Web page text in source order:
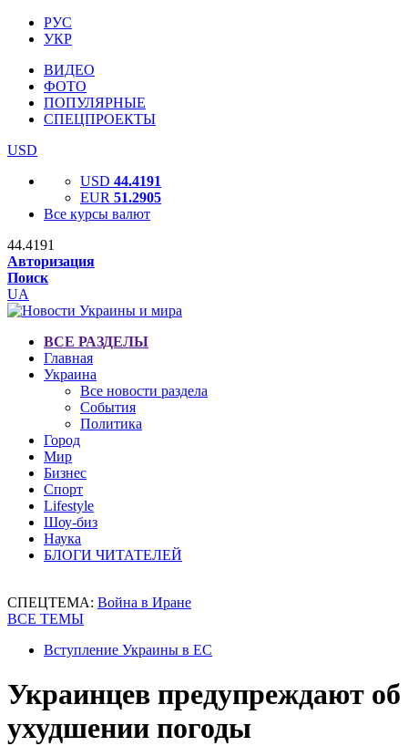
РУС
УКР
ВИДЕО
ФОТО
ПОПУЛЯРНЫЕ
СПЕЦПРОЕКТЫ
USD
USD 44.4191
EUR 51.2905
Все курсы валют
44.4191
Авторизация
Поиск
UA
ВСЕ РАЗДЕЛЫ
Главная
Украина
Все новости раздела
События
Политика
Город
Мир
Бизнес
Спорт
Lifestyle
Шоу-биз
Наука
БЛОГИ ЧИТАТЕЛЕЙ
СПЕЦТЕМА: Война в Иране
ВСЕ ТЕМЫ
Вступление Украины в ЕС
Украинцев предупреждают об
ухудшении погоды